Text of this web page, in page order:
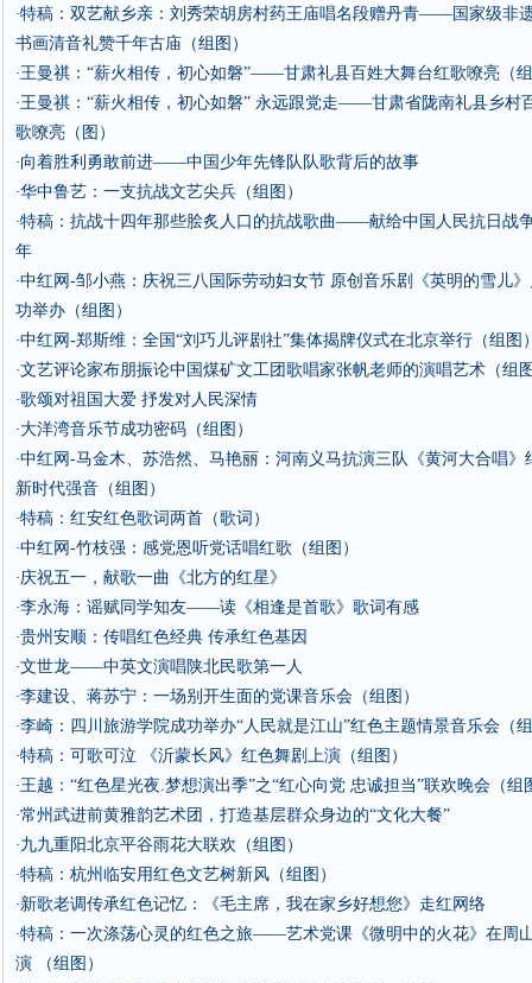
·特稿：双艺献乡亲：刘秀荣胡房村药王庙唱名段赠丹青——国家级非
书画清音礼赞千年古庙（组图）
·王曼祺：“薪火相传，初心如磐”——甘肃礼县百姓大舞台红歌嘹亮（
·王曼祺：“薪火相传，初心如磐” 永远跟党走——甘肃省陇南礼县乡村
歌嘹亮（图）
·向着胜利勇敢前进——中国少年先锋队队歌背后的故事
·华中鲁艺：一支抗战文艺尖兵（组图）
·特稿：抗战十四年那些脍炙人口的抗战歌曲——献给中国人民抗日战
年
·中红网-邹小燕：庆祝三八国际劳动妇女节 原创音乐剧《英明的雪儿
功举办（组图）
·中红网-郑斯维：全国“刘巧儿评剧社”集体揭牌仪式在北京举行（组图
·文艺评论家布朋振论中国煤矿文工团歌唱家张帆老师的演唱艺术（组
·歌颂对祖国大爱 抒发对人民深情
·大洋湾音乐节成功密码（组图）
·中红网-马金木、苏浩然、马艳丽：河南义马抗演三队《黄河大合唱》
新时代强音（组图）
·特稿：红安红色歌词两首（歌词）
·中红网-竹枝强：感党恩听党话唱红歌（组图）
·庆祝五一，献歌一曲《北方的红星》
·李永海：谣赋同学知友——读《相逢是首歌》歌词有感
·贵州安顺：传唱红色经典 传承红色基因
·文世龙——中英文演唱陕北民歌第一人
·李建设、蒋苏宁：一场别开生面的党课音乐会（组图）
·李崎：四川旅游学院成功举办“人民就是江山”红色主题情景音乐会（
·特稿：可歌可泣 《沂蒙长风》红色舞剧上演（组图）
·王越：“红色星光夜.梦想演出季”之“红心向党 忠诚担当”联欢晚会（组
·常州武进前黄雅韵艺术团，打造基层群众身边的“文化大餐”
·九九重阳北京平谷雨花大联欢（组图）
·特稿：杭州临安用红色文艺树新风（组图）
·新歌老调传承红色记忆：《毛主席，我在家乡好想您》走红网络
·特稿：一次涤荡心灵的红色之旅——艺术党课《微明中的火花》在周
演 （组图）